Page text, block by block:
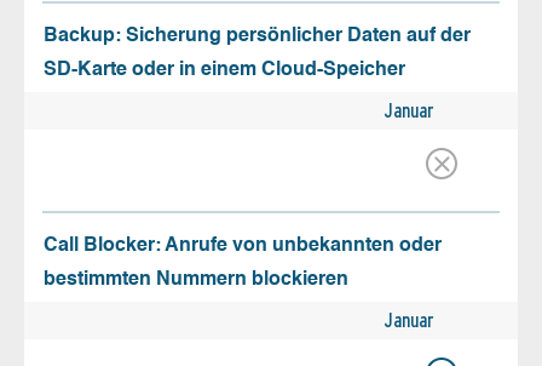
Backup: Sicherung persönlicher Daten auf der
SD-Karte oder in einem Cloud-Speicher
Januar
Call Blocker: Anrufe von unbekannten oder
bestimmten Nummern blockieren
Januar